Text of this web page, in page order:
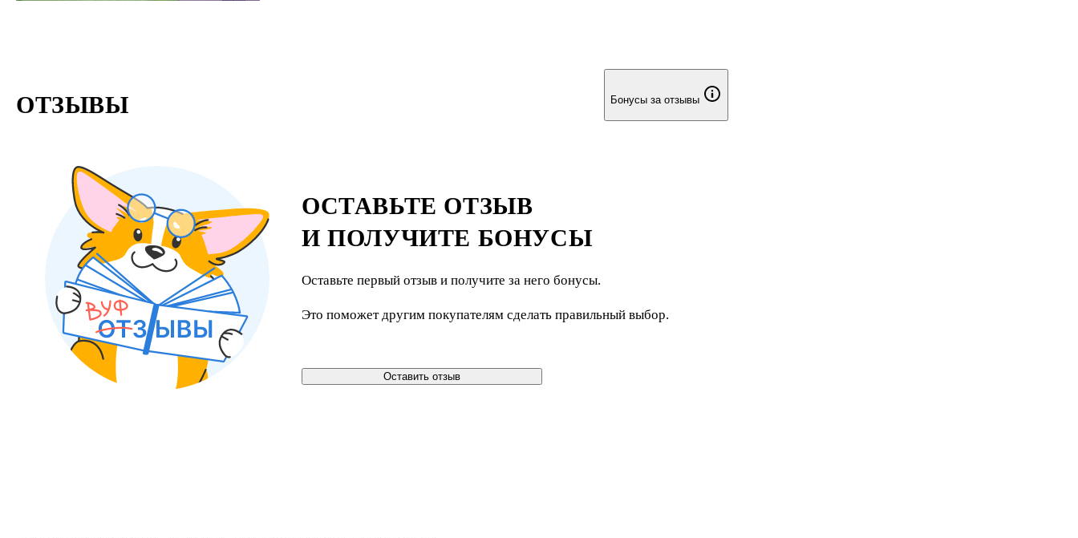
ОТЗЫВЫ Бонусы за отзывы
ОСТАВЬТЕ ОТЗЫВ
И ПОЛУЧИТЕ БОНУСЫ
Оставьте первый отзыв и получите за него бонусы.
Это поможет другим покупателям сделать правильный выбор.
Оставить отзыв